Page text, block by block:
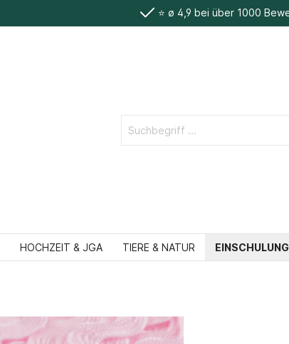
⭐️ ø 4,9 bei über 1000
HOCHZEIT & JGA TIERE & NATUR EINSCHULUNG